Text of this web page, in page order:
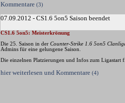
Kommentare (3)
07.09.2012 - CS1.6 5on5 Saison beendet
CS1.6 5on5: Meisterkrönung
Die 25. Saison in der Counter-Strike 1.6 5on5
Admins für eine gelungene Saison.
Die einzelnen Platzierungen und Infos zum Ligastart
hier weiterlesen und Kommentare (4)